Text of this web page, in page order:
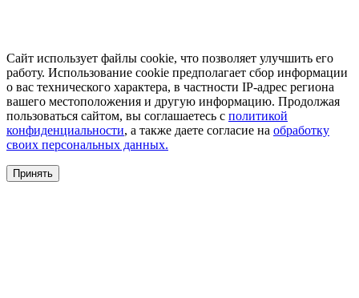
Сайт использует файлы cookie, что позволяет улучшить его
работу. Использование cookie предполагает сбор информации
о вас технического характера, в частности IP-адрес региона
вашего местоположения и другую информацию. Продолжая
пользоваться сайтом, вы соглашаетесь с политикой
конфиденциальности, а также даете согласие на обработку
своих персональных данных.
Принять